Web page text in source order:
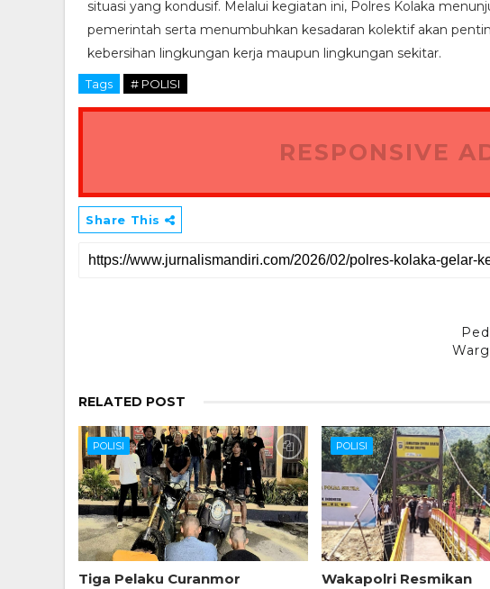
situasi yang kondusif. Melalui kegiatan ini, Polres Kolaka
pemerintah serta menumbuhkan kesadaran kolektif akan
kebersihan lingkungan kerja maupun lingkungan sekitar.
Tags # POLISI
RESPONSIVE
Share This
RELATED POST
POLISI
Tiga Pelaku Curanmor
POLISI
Wakapolri Resmikan